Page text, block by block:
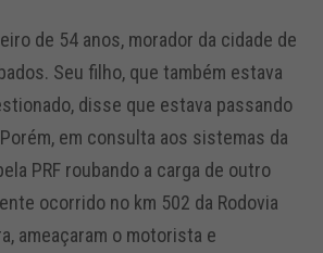
de 54 anos, morador da cidade de
Seu filho, que também estava
disse que estava passando
em consulta aos sistemas da
PRF roubando a carga de outro
ocorrido no km 502 da Rodovia
ameaçaram o motorista e